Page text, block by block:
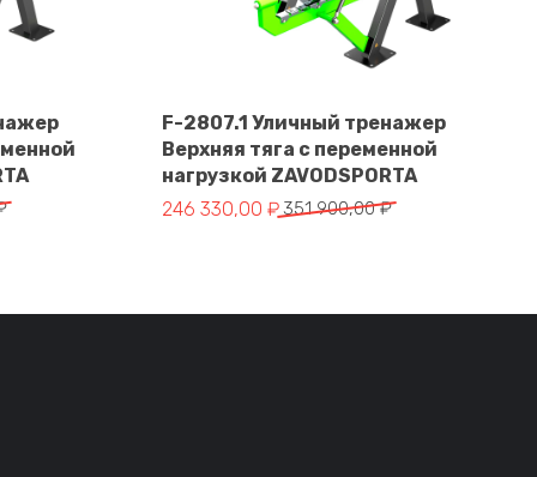
328 900,00 ₽.
В корзину
F-2807.1 Уличный тренажер
Верхняя тяга с переменной
нагрузкой ZAVODSPORTA
351 900,00₽
Первоначальная цена составляла 351
246 330,00 ₽
Текущая цена: 246 330,00 ₽.